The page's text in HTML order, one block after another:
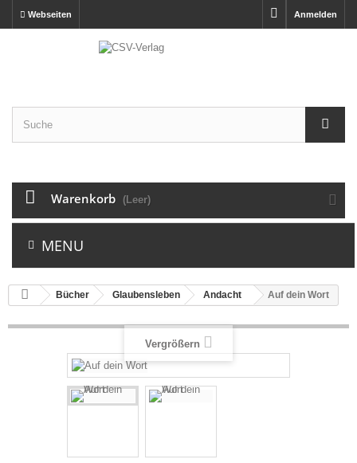
Anmelden
Webseiten
Warenkorb (Leer)
MENU
Bücher Glaubensleben Andacht Auf dein Wort
Vergrößern